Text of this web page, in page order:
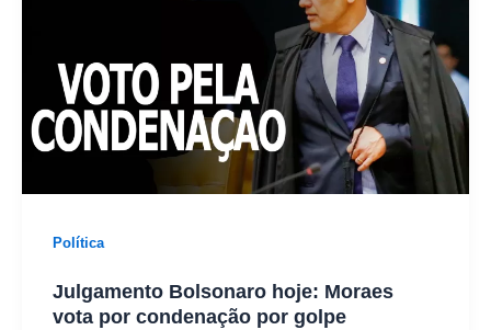
Política
Julgamento Bolsonaro hoje: Moraes
vota por condenação por golpe